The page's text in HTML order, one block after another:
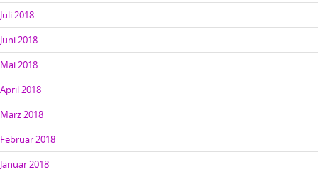
Juli 2018
Juni 2018
Mai 2018
April 2018
März 2018
Februar 2018
Januar 2018